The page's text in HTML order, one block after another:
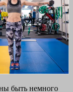
быть немного